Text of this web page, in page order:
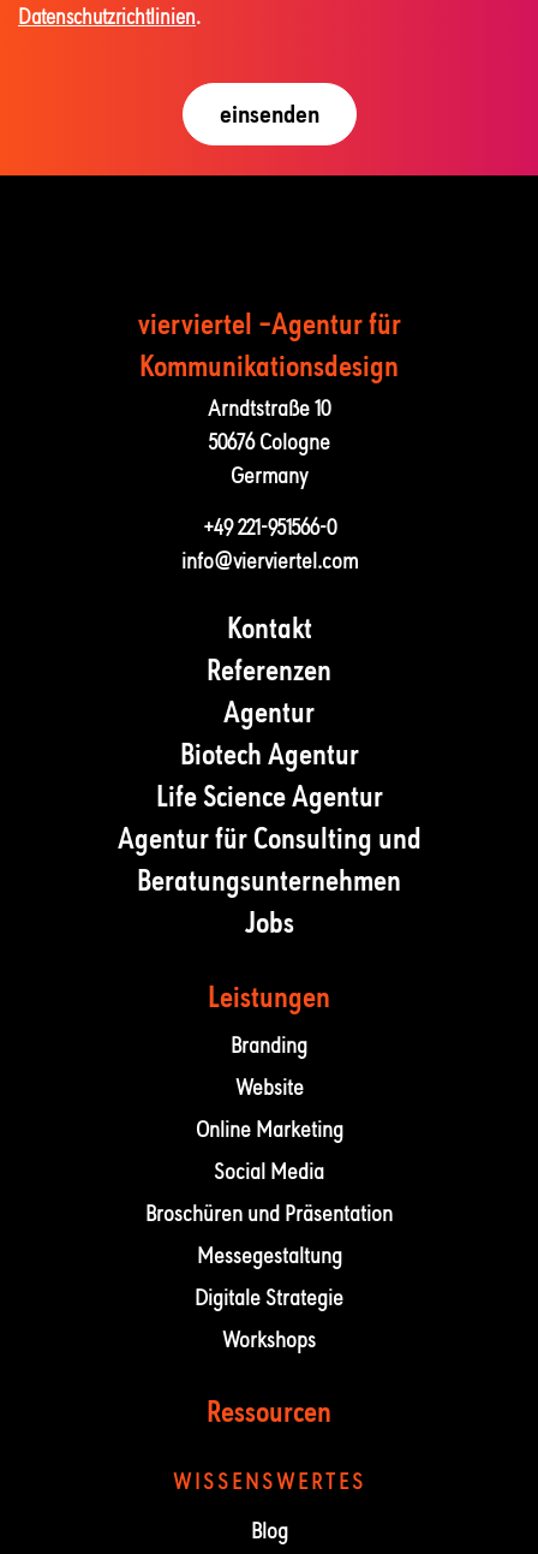
Datenschutzrichtlinien.
vierviertel –Agentur für
Kommunika­tions­design
Arndtstraße 10
50676 Cologne
Germany
+49 221-951566-0
info@vierviertel.com
Kontakt
Referenzen
Agentur
Biotech Agentur
Life Science Agentur
Agentur für Consulting und
Beratungsunternehmen
Jobs
Leistungen
Branding
Website
Online Marketing
Social Media
Broschüren und Präsentation
Messegestaltung
Digitale Strategie
Workshops
Ressourcen
WISSENSWERTES
Blog